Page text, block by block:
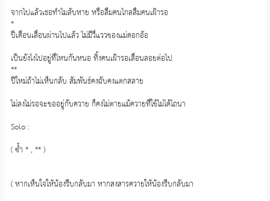
จากไปแล้วเธอทำไมลับหาย หรือลืมคนไกลลืมคนเฝ้ารอ
*
ปีเดือนเลื่อนผ่านไปแล้ว ไม่มีวี่แววของแม่ดอกอ้อ
เป็นยังไงไปอยู่ที่ไหนกันหนอ ทิ้งคนเฝ้ารอเลื่อนลอยต่อไป
**
ปีใหม่ถ้าไม่เห็นกลับ สัมพันธ์คงฉับคงแตกสลาย
ไม่ลงไม่รอจะขออยู่กับควาย ก็คงไม่ตายแม้ควายที่ใช้ไม่ได้ไถนา
Solo :
( ซ้ำ * , ** )
( หากเห็นใจให้น้องรีบกลับมา หากสงสารควายให้น้องรีบกลับมา